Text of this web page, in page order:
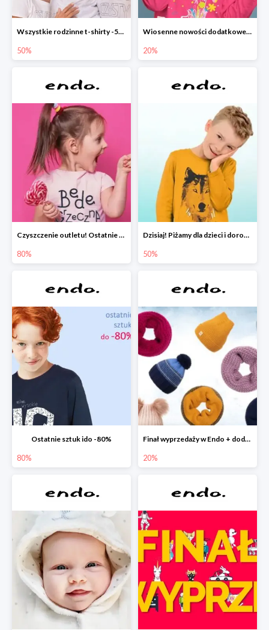
Wszystkie rodzinne t-shirty -50%
50%
Wiosenne nowości dodatkowe -20%
20%
Czyszczenie outletu! Ostatnie sztuki do -80%
80%
Dzisiaj! Piżamy dla dzieci i dorosłych -50%
50%
Ostatnie sztuk ido -80%
80%
Finał wyprzedaży w Endo + dodatkowe 2% rabatu
20%